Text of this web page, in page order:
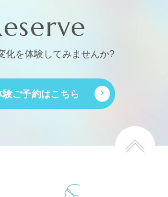
化を体験してみませんか?
験ご予約はこちら